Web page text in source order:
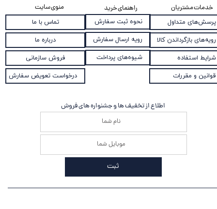
راهنمای خرید
نحوه ثبت سفارش
رویه ارسال سفارش
شیوه‌های پرداخت
خدمات مشتریان
پرسش‌های متداول
رویه‌های بازگرداندن کالا
شرایط استفاده
قوانین و مقررات
منوی سایت
تماس با ما
درباره ما
فروش سازمانی
درخواست تعویض سفارش
اطلاع از تخفیف ها و جشنواره های فروش
ثبت